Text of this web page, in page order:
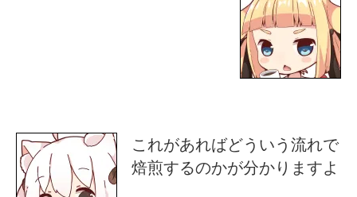
これがあればどういう流れで
焙煎するのかが分かりますよ